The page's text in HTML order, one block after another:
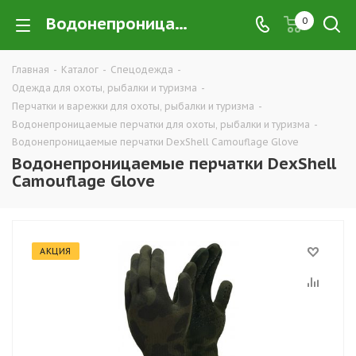
Водонепроницаемые перчатки DexShell Camouflage Glove в Екатеринбурге купить недорого оптом и в розницу — интернет-магазин экипировки и одежды для охоты, рыбалки и туризма от производителя, компания ТД УРАЛСИЗ 0
Главная - Каталог - Спецодежда -
Одежда для охоты, рыбалки и туризма -
Перчатки и варежки для охоты, рыбалки и туризма -
Водонепроницаемые перчатки для охоты, рыбалки и туризма -
Водонепроницаемые перчатки DexShell Camouflage Glove
Водонепроницаемые перчатки DexShell
Camouflage Glove
АКЦИЯ